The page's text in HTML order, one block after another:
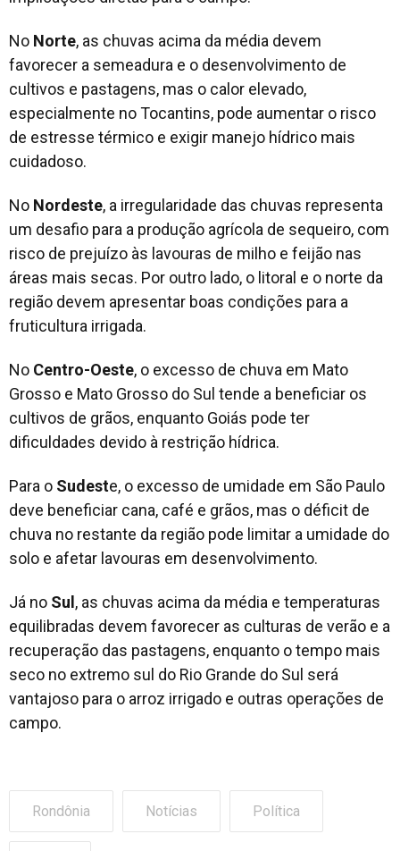
No Norte, as chuvas acima da média devem
favorecer a semeadura e o desenvolvimento de
cultivos e pastagens, mas o calor elevado,
especialmente no Tocantins, pode aumentar o risco
de estresse térmico e exigir manejo hídrico mais
cuidadoso.
No Nordeste, a irregularidade das chuvas representa
um desafio para a produção agrícola de sequeiro, com
risco de prejuízo às lavouras de milho e feijão nas
áreas mais secas. Por outro lado, o litoral e o norte da
região devem apresentar boas condições para a
fruticultura irrigada.
No Centro-Oeste, o excesso de chuva em Mato
Grosso e Mato Grosso do Sul tende a beneficiar os
cultivos de grãos, enquanto Goiás pode ter
dificuldades devido à restrição hídrica.
Para o Sudeste, o excesso de umidade em São Paulo
deve beneficiar cana, café e grãos, mas o déficit de
chuva no restante da região pode limitar a umidade do
solo e afetar lavouras em desenvolvimento.
Já no Sul , as chuvas acima da média e temperaturas
equilibradas devem favorecer as culturas de verão e a
recuperação das pastagens, enquanto o tempo mais
seco no extremo sul do Rio Grande do Sul será
vantajoso para o arroz irrigado e outras operações de
campo.
Rondônia Notícias Política